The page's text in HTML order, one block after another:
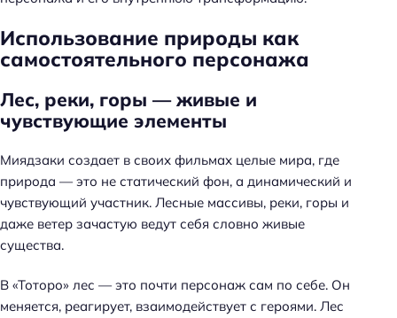
Использование природы как
самостоятельного персонажа
Лес, реки, горы — живые и
чувствующие элементы
Миядзаки создает в своих фильмах целые мира, где
природа — это не статический фон, а динамический и
чувствующий участник. Лесные массивы, реки, горы и
даже ветер зачастую ведут себя словно живые
существа.
В «Тоторо» лес — это почти персонаж сам по себе. Он
меняется, реагирует, взаимодействует с героями. Лес